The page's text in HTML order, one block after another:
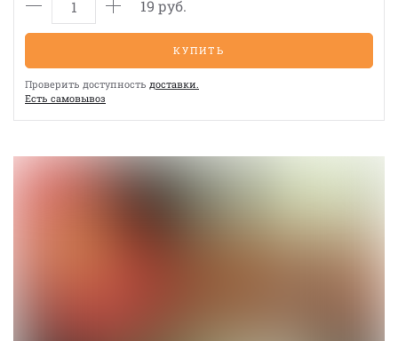
19 руб.
КУПИТЬ
Проверить доступность доставки.
Eсть cамовывоз